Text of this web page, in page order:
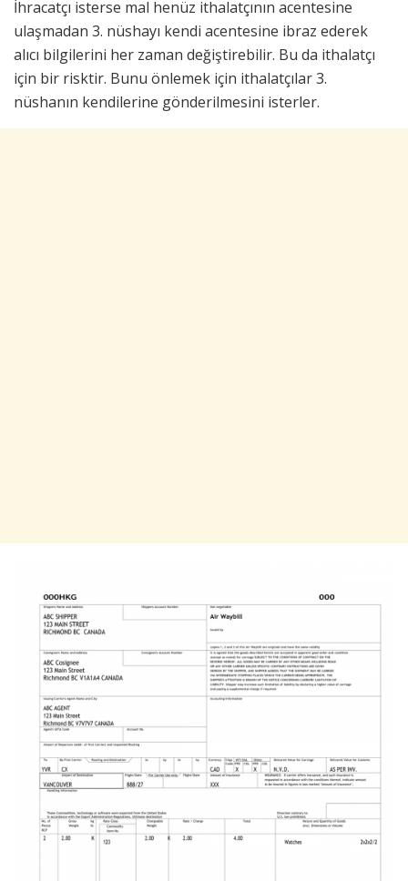
İhracatçı isterse mal henüz ithalatçının acentesine
ulaşmadan 3. nüshayı kendi acentesine ibraz ederek
alıcı bilgilerini her zaman değiştirebilir. Bu da ithalatçı
için bir risktir. Bunu önlemek için ithalatçılar 3.
nüshanın kendilerine gönderilmesini isterler.